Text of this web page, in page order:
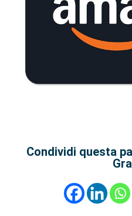
Condividi questa